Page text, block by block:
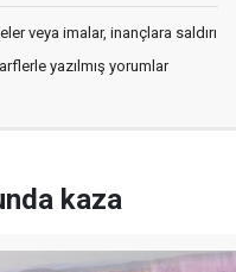
veya imalar, inançlara saldırı
yazılmış yorumlar
kaza